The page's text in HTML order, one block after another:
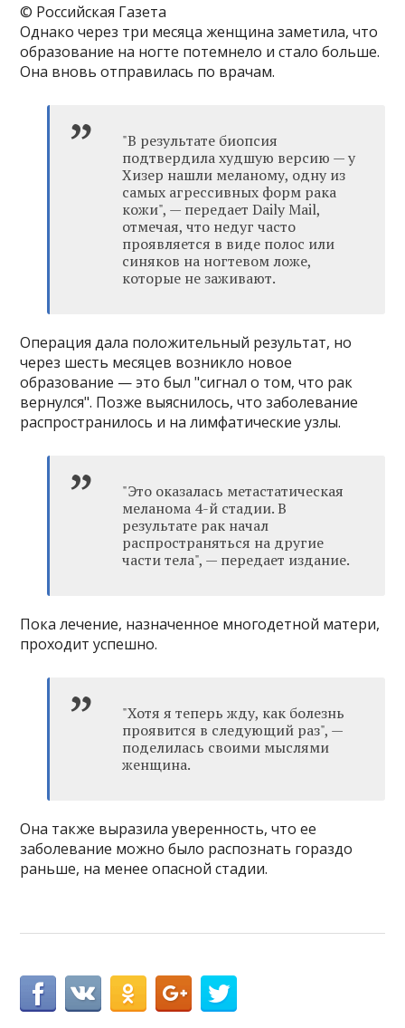
© Российская Газета
Однако через три месяца женщина заметила, что
образование на ногте потемнело и стало больше.
Она вновь отправилась по врачам.
"В результате биопсия
подтвердила худшую версию — у
Хизер нашли меланому, одну из
самых агрессивных форм рака
кожи", — передает Daily Mail,
отмечая, что недуг часто
проявляется в виде полос или
синяков на ногтевом ложе,
которые не заживают.
Операция дала положительный результат, но
через шесть месяцев возникло новое
образование — это был "сигнал о том, что рак
вернулся". Позже выяснилось, что заболевание
распространилось и на лимфатические узлы.
"Это оказалась метастатическая
меланома 4-й стадии. В
результате рак начал
распространяться на другие
части тела", — передает издание.
Пока лечение, назначенное многодетной матери,
проходит успешно.
"Хотя я теперь жду, как болезнь
проявится в следующий раз", —
поделилась своими мыслями
женщина.
Она также выразила уверенность, что ее
заболевание можно было распознать гораздо
раньше, на менее опасной стадии.